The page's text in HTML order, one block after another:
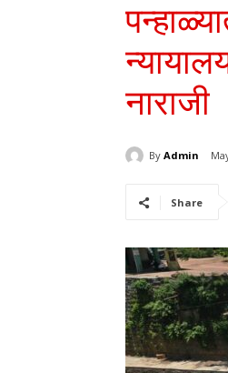
नाराजी
By Admin
Share